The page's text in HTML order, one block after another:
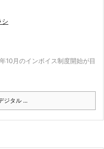
シ
10月のインボイス制度開始が目
ジタル ...